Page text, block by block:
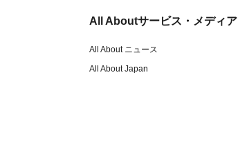
All Aboutサービス・メディア
All About ニュース
All About Japan